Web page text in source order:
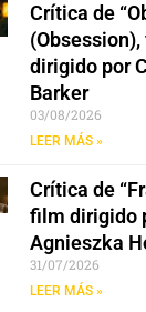
Crítica de
dirigido por
Barker
03/08/2026
LEER MÁS »
Crítica de
film dirigido
Agnieszka
31/07/2026
LEER MÁS »